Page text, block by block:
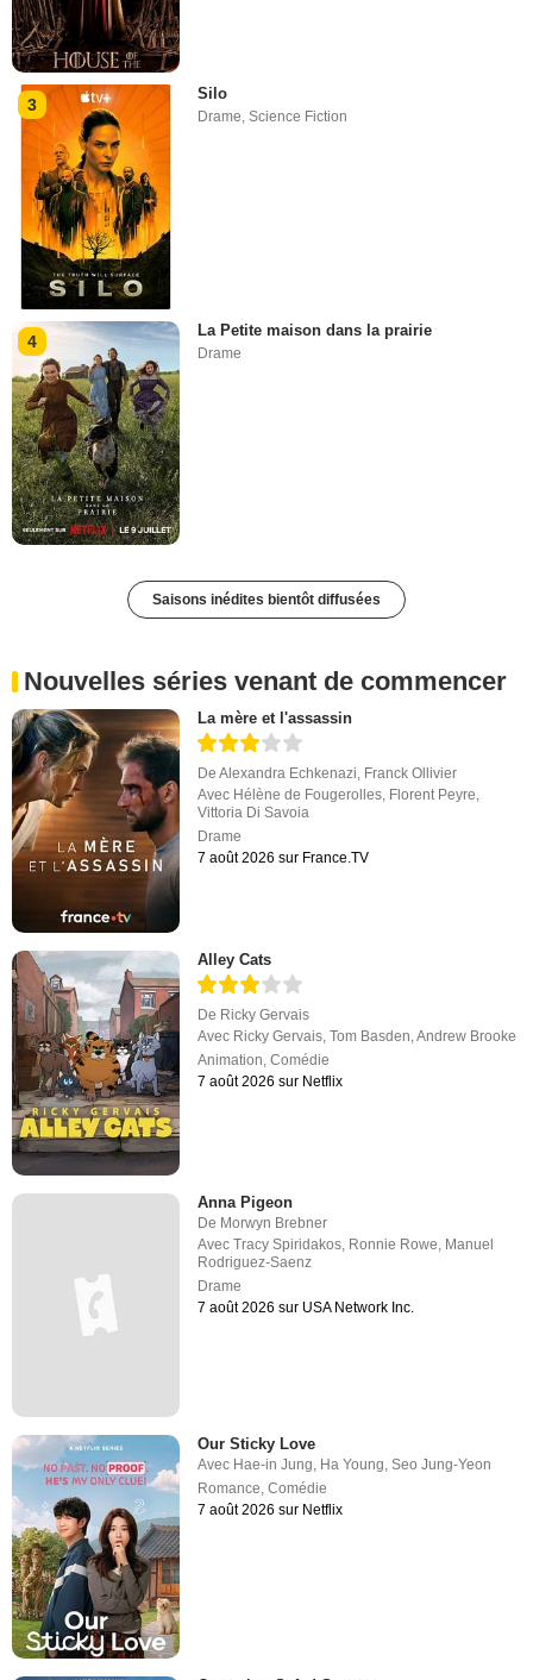
3
Silo
Drame,Science Fiction
4
La Petite maison dans la prairie
Drame
Saisons inédites bientôt diffusées
Nouvelles séries venant de commencer
La mère et l'assassin
DeAlexandra Echkenazi, Franck Ollivier
Avec Hélène de Fougerolles, Florent Peyre,
Vittoria Di Savoia
Drame
7 août 2026 sur France.TV
Alley Cats
De Ricky Gervais
Avec Ricky Gervais,Tom Basden,Andrew Brooke
Animation,Comédie
7 août 2026 sur Netflix
Anna Pigeon
De Morwyn Brebner
AvecTracy Spiridakos Ronnie Rowe Manuel
Rodriguez-Saenz
Drame
7 août 2026 sur USA Network Inc.
Our Sticky Love
Avec Hae-in Jung, Ha Young,Seo Jung-Yeon
Romance,Comédie
7 août 2026 sur Netflix